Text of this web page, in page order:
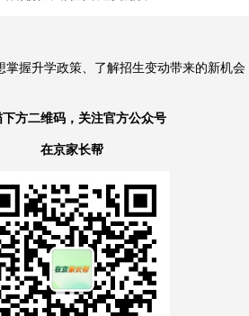
升学政策、了解招生变动带来的新机会
方二维码，关注官方公众号
在京家长帮